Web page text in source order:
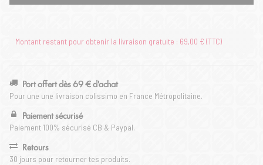
Montant restant pour obtenir la livraison gratuite : 69,00 € (TTC)
Port offert dès 69 € d'achat
Pour une une livraison colissimo en France Métropolitaine.
Paiement sécurisé
Paiement 100% sécurisé CB & Paypal.
Retours
30 jours pour retourner tes produits.